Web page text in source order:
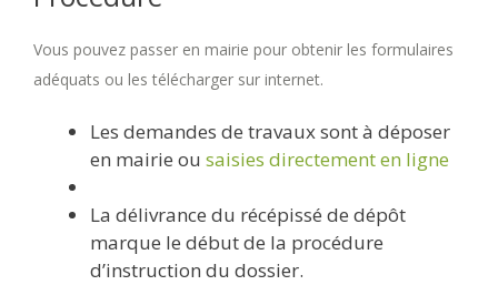
Vous pouvez passer en mairie pour obtenir les formulaires
adéquats ou les télécharger sur internet.
Les demandes de travaux sont à déposer
en mairie ou saisies directement en ligne
La délivrance du récépissé de dépôt
marque le début de la procédure
d’instruction du dossier.